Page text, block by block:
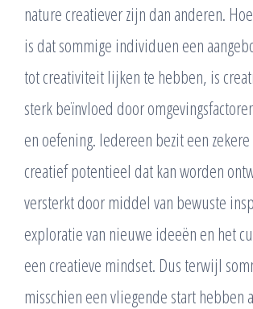
nature creatiever zijn dan anderen.
is dat sommige individuen een
tot creativiteit lijken te hebben, is
sterk beïnvloed door
en oefening. Iedereen bezit een zekere
creatief potentieel dat kan worden
versterkt door middel van bewuste
exploratie van nieuwe ideeën en het
een creatieve mindset. Dus terwijl
misschien een vliegende start hebben